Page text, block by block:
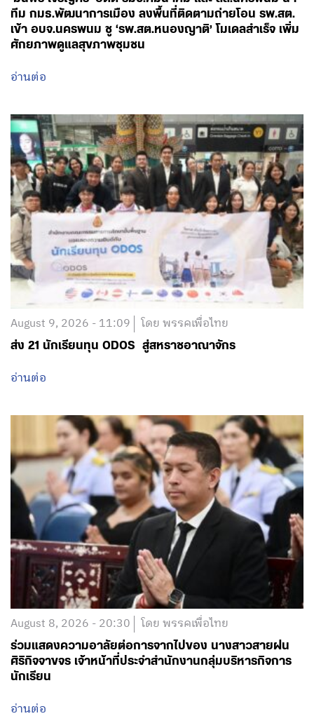
อ่านต่อ
August 9, 2026 - 11:09 โดย พรรคเพื่อไทย
ส่ง 21 นักเรียนทุน ODOS สู่สหราชอาณาจักร
อ่านต่อ
August 8, 2026 - 20:30 โดย พรรคเพื่อไทย
ร่วมแสดงความอาลัยต่อการจากไปของ นางสาวสายฝน
ศิริกิจจาขจร เจ้าหน้าที่ประจำสำนักงานกลุ่มบริหารกิจการ
นักเรียน
อ่านต่อ